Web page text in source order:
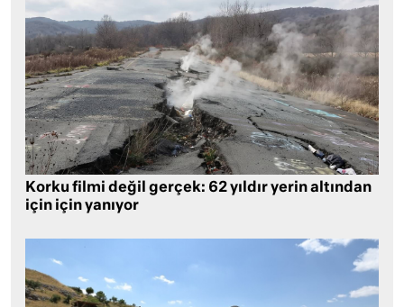
Korku filmi değil gerçek: 62 yıldır yerin altından
için için yanıyor